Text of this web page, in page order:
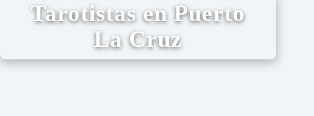
Tarotistas en Puerto
La Cruz